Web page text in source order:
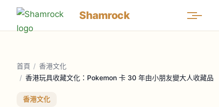
Shamrock
首頁 / 香港文化
/ 香港玩具收藏文化：Pokemon 卡 30 年由小朋友變大人收藏品
香港文化